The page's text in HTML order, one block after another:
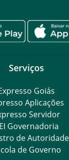
Serviços
Goiás
Aplicações
Servidor
Governadoria
de
de Governo